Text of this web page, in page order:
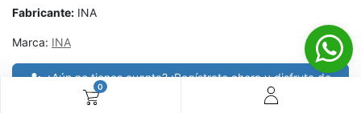
0
Fabricante: INA
Marca: INA
¿Aún no tienes cuenta? ¡Regístrate ahora y disfruta de
precios especiales en tus compras! 🚀